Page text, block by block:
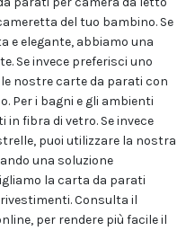
del tuo bambino. Se
e elegante, abbiamo una
Se invece preferisci uno
nostre carte da parati con
Per i bagni e gli ambienti
fibra di vetro. Se invece
puoi utilizzare la nostra
una soluzione
la carta da parati
Consulta il
per rendere più facile il